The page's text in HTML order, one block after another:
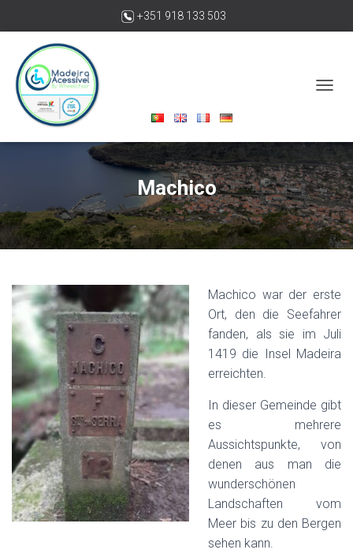
+351 918 133 503
madeiraacessivelbywheelchair@gmail.com
I
A
T
I
O
N
U
C
A
L
T
Machico
Machico war der erste
Ort, den die Seefahrer
fanden, als sie im Juli
1419 die Insel Madeira
erreichten.
In dieser Gemeinde gibt
es mehrere
Aussichtspunkte, von
denen aus man die
wunderschönen
Landschaften vom
Meer bis zu den Bergen
sehen kann.